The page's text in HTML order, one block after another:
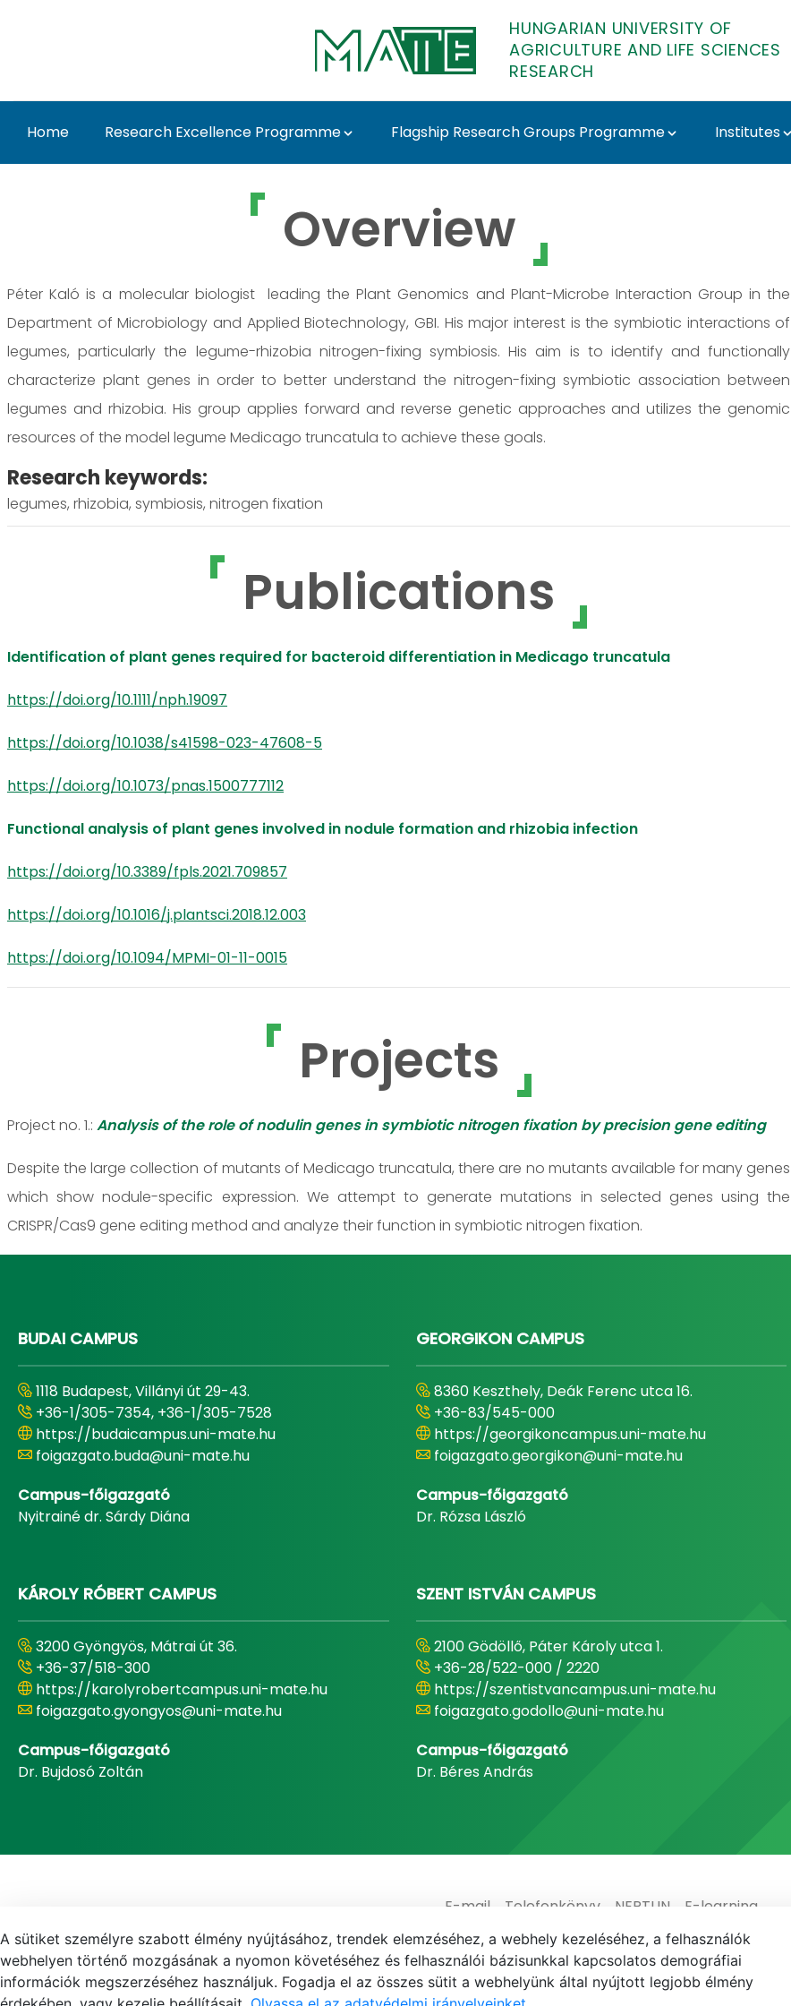
HUNGARIAN UNIVERSITY OF
AGRICULTURE AND LIFE SCIENCES
RESEARCH
Home Research Excellence Programme Flagship Research Groups Programme Institutes
Dr. Péter Kaló - MATE Research
Overview
Péter Kaló is a molecular biologist leading the Plant Genomics and Plant-Microbe Interaction Group in the
Department of Microbiology and Applied Biotechnology, GBI. His major interest is the symbiotic interactions of
legumes, particularly the legume-rhizobia nitrogen-fixing symbiosis. His aim is to identify and functionally
characterize plant genes in order to better understand the nitrogen-fixing symbiotic association between
legumes and rhizobia. His group applies forward and reverse genetic approaches and utilizes the genomic
resources of the model legume Medicago truncatula to achieve these goals.
Research keywords:
legumes, rhizobia, symbiosis, nitrogen fixation
Publications
Identification of plant genes required for bacteroid differentiation in Medicago truncatula
https://doi.org/10.1111/nph.19097
https://doi.org/10.1038/s41598-023-47608-5
https://doi.org/10.1073/pnas.1500777112
Functional analysis of plant genes involved in nodule formation and rhizobia infection
https://doi.org/10.3389/fpls.2021.709857
https://doi.org/10.1016/j.plantsci.2018.12.003
https://doi.org/10.1094/MPMI-01-11-0015
Projects
Project no. 1.: Analysis of the role of nodulin genes in symbiotic nitrogen fixation by precision gene editing
Despite the large collection of mutants of Medicago truncatula, there are no mutants available for many genes
which show nodule-specific expression. We attempt to generate mutations in selected genes using the
CRISPR/Cas9 gene editing method and analyze their function in symbiotic nitrogen fixation.
BUDAI CAMPUS
1118 Budapest, Villányi út 29-43.
+36-1/305-7354, +36-1/305-7528
https://budaicampus.uni-mate.hu
foigazgato.buda@uni-mate.hu
Campus-főigazgató
Nyitrainé dr. Sárdy Diána
GEORGIKON CAMPUS
8360 Keszthely, Deák Ferenc utca 16.
+36-83/545-000
https://georgikoncampus.uni-mate.hu
foigazgato.georgikon@uni-mate.hu
Campus-főigazgató
Dr. Rózsa László
KÁROLY RÓBERT CAMPUS
3200 Gyöngyös, Mátrai út 36.
+36-37/518-300
https://karolyrobertcampus.uni-mate.hu
foigazgato.gyongyos@uni-mate.hu
Campus-főigazgató
Dr. Bujdosó Zoltán
SZENT ISTVÁN CAMPUS
2100 Gödöllő, Páter Károly utca 1.
+36-28/522-000 / 2220
https://szentistvancampus.uni-mate.hu
foigazgato.godollo@uni-mate.hu
Campus-főigazgató
Dr. Béres András
E-mail Telefonkönyv NEPTUN E-learning
A sütiket személyre szabott élmény nyújtásához, trendek elemzéséhez, a webhely kezeléséhez, a felhasználók
webhelyen történő mozgásának a nyomon követéséhez és felhasználói bázisunkkal kapcsolatos demográfiai
információk megszerzéséhez használjuk. Fogadja el az összes sütit a webhelyünk által nyújtott legjobb élmény